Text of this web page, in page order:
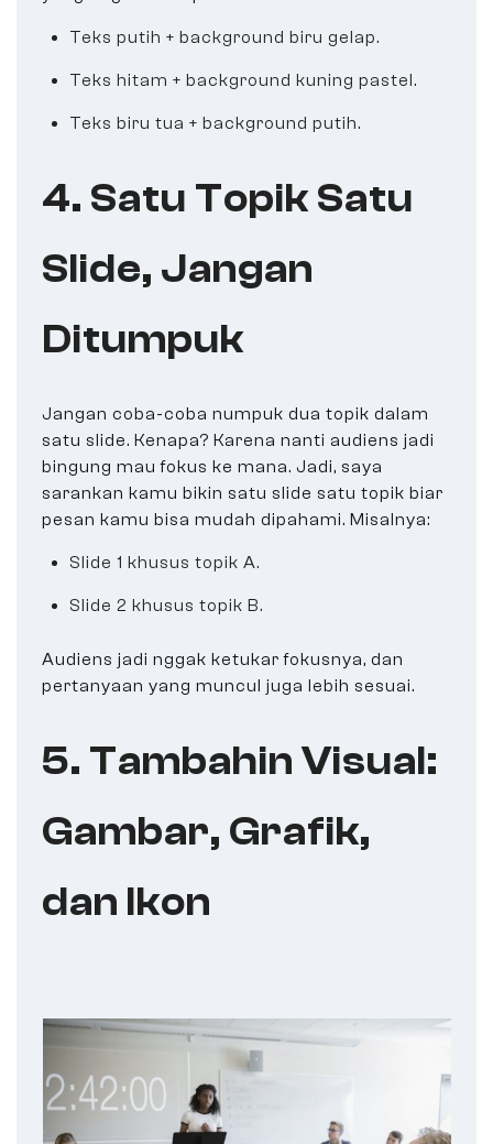
Teks putih + background biru gelap.
Teks hitam + background kuning pastel.
Teks biru tua + background putih.
4. Satu Topik Satu
Slide, Jangan
Ditumpuk
Jangan coba-coba numpuk dua topik dalam
satu slide. Kenapa? Karena nanti audiens jadi
bingung mau fokus ke mana. Jadi, saya
sarankan kamu bikin satu slide satu topik biar
pesan kamu bisa mudah dipahami. Misalnya:
Slide 1 khusus topik A.
Slide 2 khusus topik B.
Audiens jadi nggak ketukar fokusnya, dan
pertanyaan yang muncul juga lebih sesuai.
5. Tambahin Visual:
Gambar, Grafik,
dan Ikon